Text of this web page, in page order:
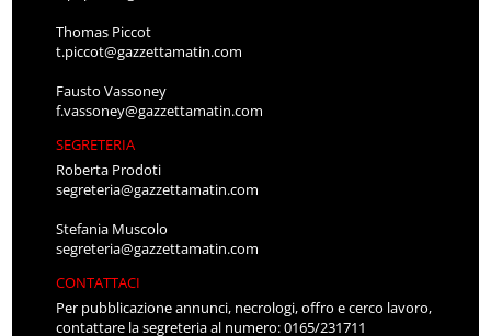
Thomas Piccot
t.piccot@gazzettamatin.com
Fausto Vassoney
f.vassoney@gazzettamatin.com
SEGRETERIA
Roberta Prodoti
segreteria@gazzettamatin.com
Stefania Muscolo
segreteria@gazzettamatin.com
CONTATTACI
Per pubblicazione annunci, necrologi, offro e cerco lavoro,
contattare la segreteria al numero: 0165/231711